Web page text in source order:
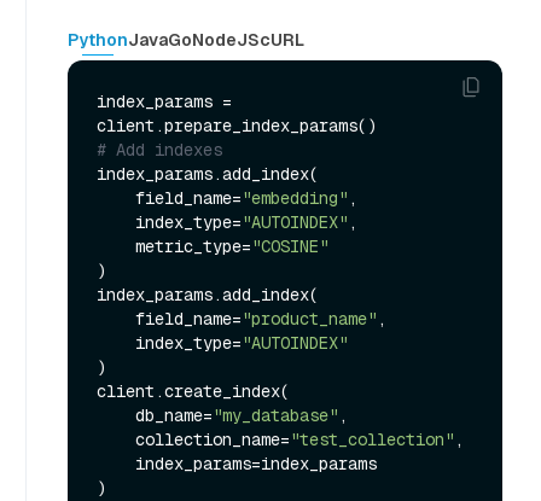
PythonJavaGoNodeJScURL
index_params =
# Add indexes
index_params.add_index(
    field_name=
"embedding" ,
    index_type=
"AUTOINDEX" ,
    metric_type=
"COSINE"
)
index_params.add_index(
    field_name=
"product_name" ,
    index_type=
"AUTOINDEX"
)
client.create_index(
    db_name=
"my_database" ,
    collection_name=
"test_collection" ,